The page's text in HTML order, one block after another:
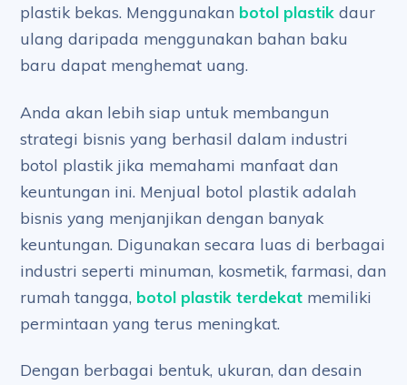
plastik bekas. Menggunakan botol plastik daur
ulang daripada menggunakan bahan baku
baru dapat menghemat uang.
Anda akan lebih siap untuk membangun
strategi bisnis yang berhasil dalam industri
botol plastik jika memahami manfaat dan
keuntungan ini. Menjual botol plastik adalah
bisnis yang menjanjikan dengan banyak
keuntungan. Digunakan secara luas di berbagai
industri seperti minuman, kosmetik, farmasi, dan
rumah tangga, botol plastik terdekat memiliki
permintaan yang terus meningkat.
Dengan berbagai bentuk, ukuran, dan desain